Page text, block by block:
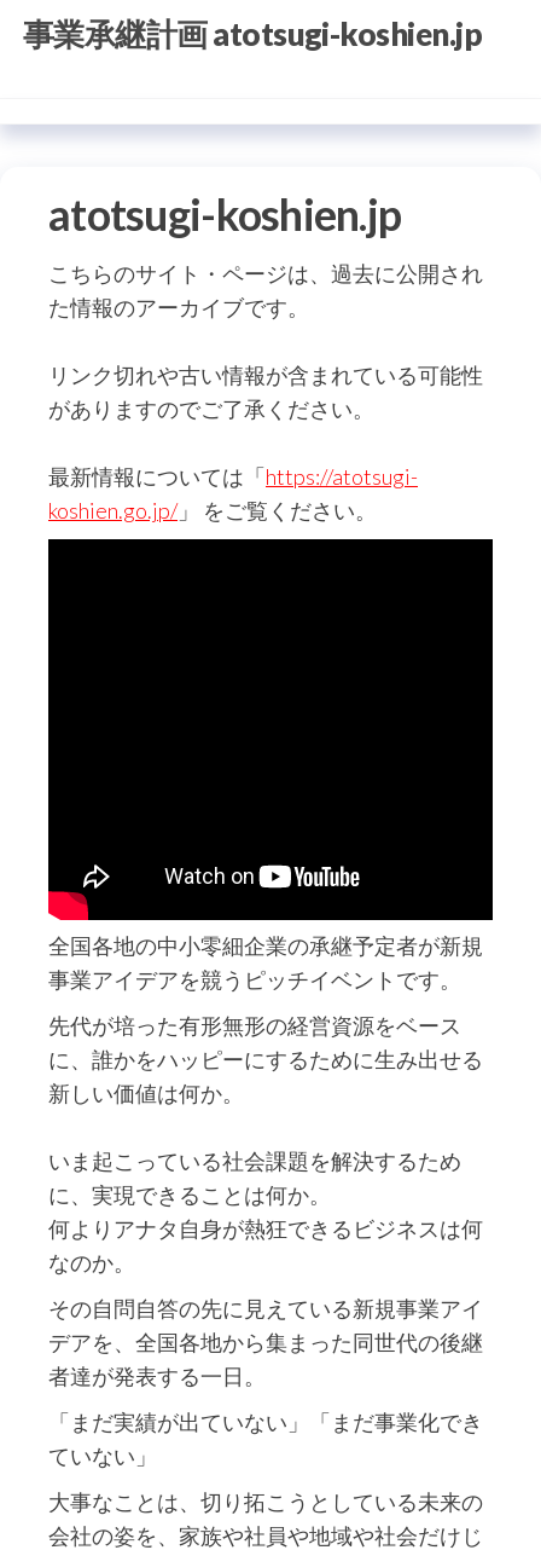
事業承継計画 atotsugi-koshien.jp
atotsugi-koshien.jp
こちらのサイト・ページは、過去に公開され
た情報のアーカイブです。
リンク切れや古い情報が含まれている可能性
がありますのでご了承ください。
最新情報については「https://atotsugi-
koshien.go.jp/」 をご覧ください。
全国各地の中小零細企業の承継予定者が新規
事業アイデアを競うピッチイベントです。
先代が培った有形無形の経営資源をベース
に、誰かをハッピーにするために生み出せる
新しい価値は何か。
いま起こっている社会課題を解決するため
に、実現できることは何か。
何よりアナタ自身が熱狂できるビジネスは何
なのか。
その自問自答の先に見えている新規事業アイ
デアを、全国各地から集まった同世代の後継
者達が発表する一日。
「まだ実績が出ていない」「まだ事業化でき
ていない」
大事なことは、切り拓こうとしている未来の
会社の姿を、家族や社員や地域や社会だけじ